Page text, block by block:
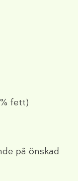
fett)
på önskad